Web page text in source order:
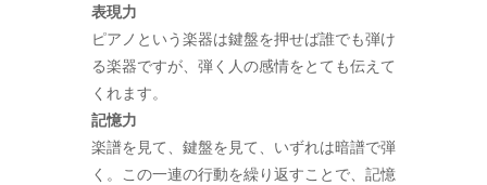
表現力
ピアノという楽器は鍵盤を押せば誰でも弾け
る楽器ですが、弾く人の感情をとても伝えて
くれます。
記憶力
楽譜を見て、鍵盤を見て、いずれは暗譜で弾
く。この一連の行動を繰り返すことで、記憶